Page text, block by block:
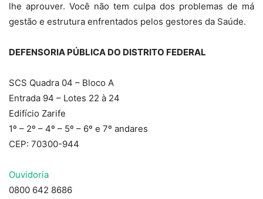
lhe aprouver. Você não tem culpa dos problemas de má
gestão e estrutura enfrentados pelos gestores da Saúde.
DEFENSORIA PÚBLICA DO DISTRITO FEDERAL
SCS Quadra 04 – Bloco A
Entrada 94 – Lotes 22 à 24
Edifício Zarife
1º – 2º – 4º – 5º – 6º e 7º andares
CEP: 70300-944
Ouvidoria
0800 642 8686